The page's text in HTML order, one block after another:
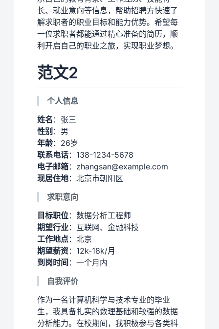
长、就业意向等信息，帮助招聘方快速了
解求职者的职业目标和能力优势。希望每
一位求职者都能通过精心准备的简历，顺
利开启自己的职业之旅，实现职业梦想。
范文2
个人信息
姓名 ：张三
性别 ：男
年龄：26岁
联系电话：138-1234-5678
电子邮箱：zhangsan@example.com
现居住地：北京市朝阳区
求职意向
目标职位：数据分析工程师
期望行业：互联网、金融科技
工作地点：北京
期望薪资：12k-18k/月
到岗时间 ：一个月内
自我评价
作为一名计算机科学与技术专业的毕业
生，我具备扎实的数理基础和较强的数据
分析能力。在校期间，我积极参与各类科